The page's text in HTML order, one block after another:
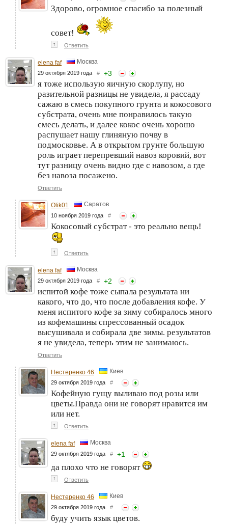
Здорово, огромное спасибо за полезный
совет!
↑ Ответить
elena faf Москва
29 октября 2019 года # +3
я тоже использую яичную скорлупу, но
разительной разницы не увидела, я рассаду
сажаю в смесь покупного грунта и кокосового
субстрата, очень мне понравилось такую
смесь делать, и далее кокос очень хорошо
распушает нашу глиняную почву в
подмосковье. А в открытом грунте большую
роль играет перепревший навоз коровий, вот
тут разницу очень видно где с навозом, а где
без навоза посажено.
Ответить
Olik01 Саратов
10 ноября 2019 года #
Кокосовый субстрат - это реально вещь!
↑ Ответить
elena faf Москва
29 октября 2019 года # +2
испитой кофе тоже сыпала результата ни
какого, что до, что после добавления кофе. У
меня испитого кофе за зиму собиралось много
из кофемашины спрессованный осадок
высушивала и собирала две зимы. результатов
я не увидела, теперь этим не занимаюсь.
Ответить
Нестеренко 46 Киев
29 октября 2019 года #
Кофейную гущу выливаю под розы или
цветы.Правда они не говорят нравится им
или нет.
↑ Ответить
elena faf Москва
29 октября 2019 года # +1
да плохо что не говорят
↑ Ответить
Нестеренко 46 Киев
29 октября 2019 года #
буду учить язык цветов.